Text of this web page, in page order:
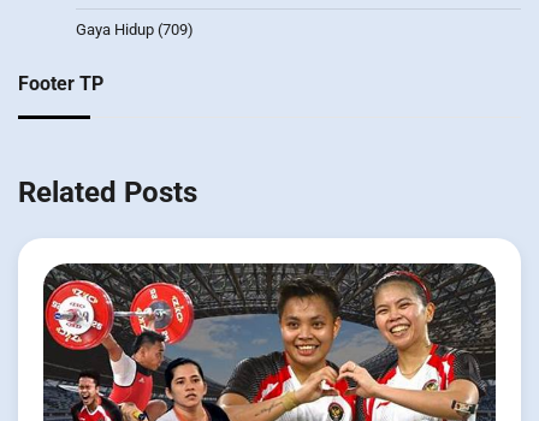
Gaya Hidup (709)
Footer TP
Related Posts